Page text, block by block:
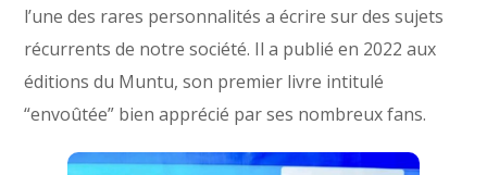
l’une des rares personnalités a écrire sur des sujets
récurrents de notre société. Il a publié en 2022 aux
éditions du Muntu, son premier livre intitulé
“envoûtée” bien apprécié par ses nombreux fans.